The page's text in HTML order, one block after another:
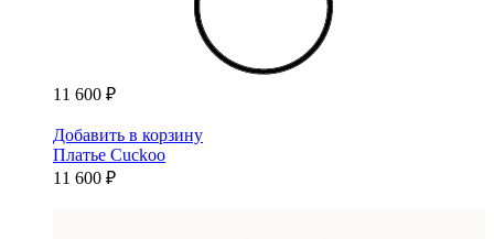
11 600 ₽
Добавить в корзину
Платье Cuckoo
11 600 ₽